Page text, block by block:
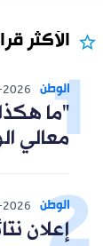
الأكثر
الوطن
"ما
معالي
الوطن
إعلان